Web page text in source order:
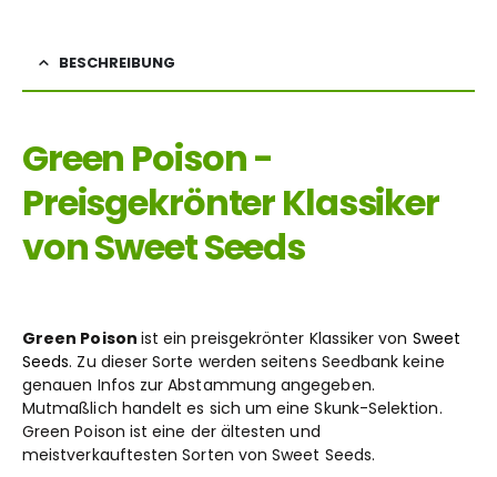
BESCHREIBUNG
Green Poison -
Preisgekrönter Klassiker
von Sweet Seeds
Green Poison ist ein preisgekrönter Klassiker von Sweet
Seeds. Zu dieser Sorte werden seitens Seedbank keine
genauen Infos zur Abstammung angegeben.
Mutmaßlich handelt es sich um eine Skunk-Selektion.
Green Poison ist eine der ältesten und
meistverkauftesten Sorten von Sweet Seeds.